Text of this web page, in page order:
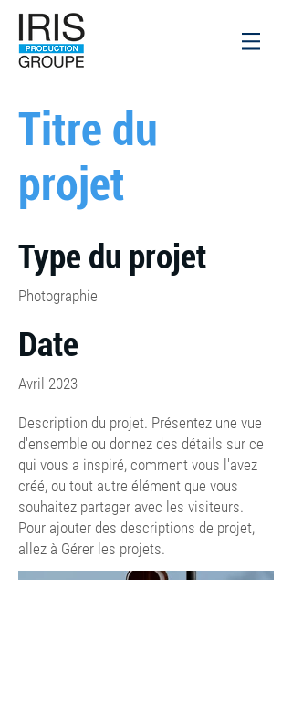
Titre du
projet
Type du projet
Photographie
Date
Avril 2023
Description du projet. Présentez une vue
d'ensemble ou donnez des détails sur ce
qui vous a inspiré, comment vous l'avez
créé, ou tout autre élément que vous
souhaitez partager avec les visiteurs.
Pour ajouter des descriptions de projet,
allez à Gérer les projets.